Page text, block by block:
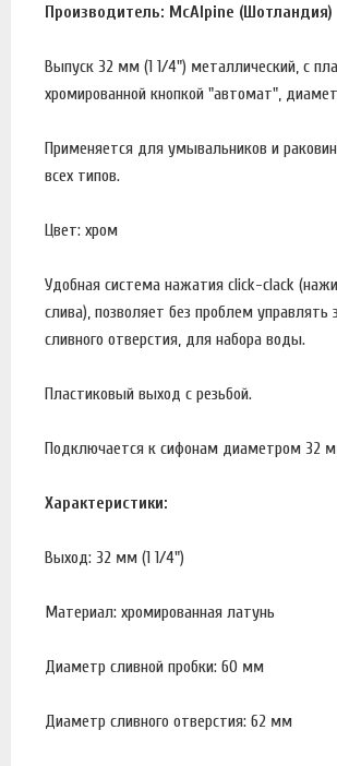
Производитель: McAlpine (Шотландия)
Выпуск 32 мм (1 1/4") металлический, с
хромированной кнопкой "автомат",
Применяется для умывальников и
всех типов.
Цвет: хром
Удобная система нажатия click-clack
слива), позволяет без проблем управлять
сливного отверстия, для набора воды.
Пластиковый выход с резьбой.
Подключается к сифонам диаметром 32
Характеристики:
Выход: 32 мм (1 1/4")
Материал: хромированная латунь
Диаметр сливной пробки: 60 мм
Диаметр сливного отверстия: 62 мм